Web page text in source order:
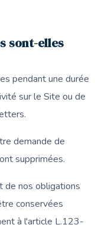
sont-elles
pendant une durée
sur le Site ou de
demande de
supprimées.
de nos obligations
conservées
à l'article L.123-